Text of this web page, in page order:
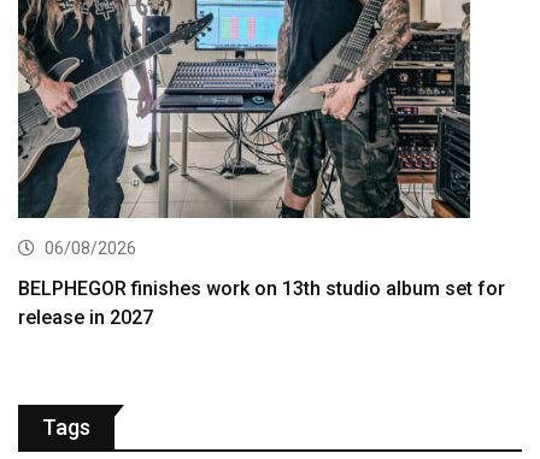
06/08/2026
BELPHEGOR finishes work on 13th studio album set for
release in 2027
Tags